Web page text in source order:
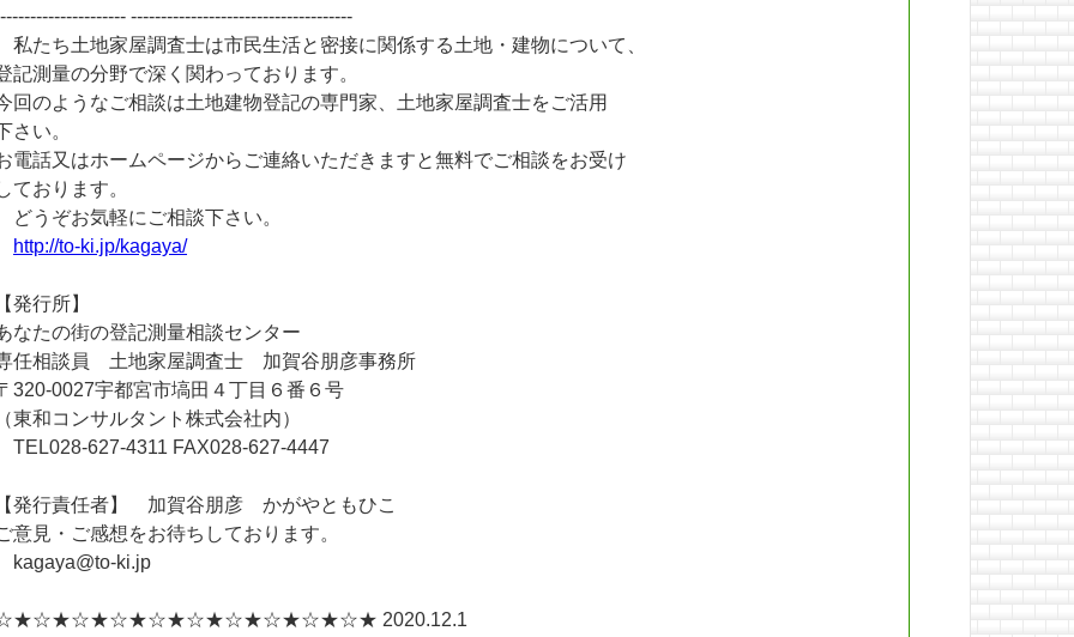
-------------------------------------
たち土地家屋調査士は市民生活と密接に関係する土地・建物について、
記測量の分野で深く関わっております。
回のようなご相談は土地建物登記の専門家、土地家屋調査士をご活用
さい。
電話又はホームページからご連絡いただきますと無料でご相談をお受け
ております。
うぞお気軽にご相談下さい。
http://to-ki.jp/kagaya/
発行所】
なたの街の登記測量相談センター
任相談員 土地家屋調査士 加賀谷朋彦事務所
320-0027宇都宮市塙田４丁目６番６号
東和コンサルタント株式会社内）
627-4311 FAX028-627-4447
発行責任者】 加賀谷朋彦 かがやともひこ
意見・ご感想をお待ちしております。
ki.jp
2020.12.1